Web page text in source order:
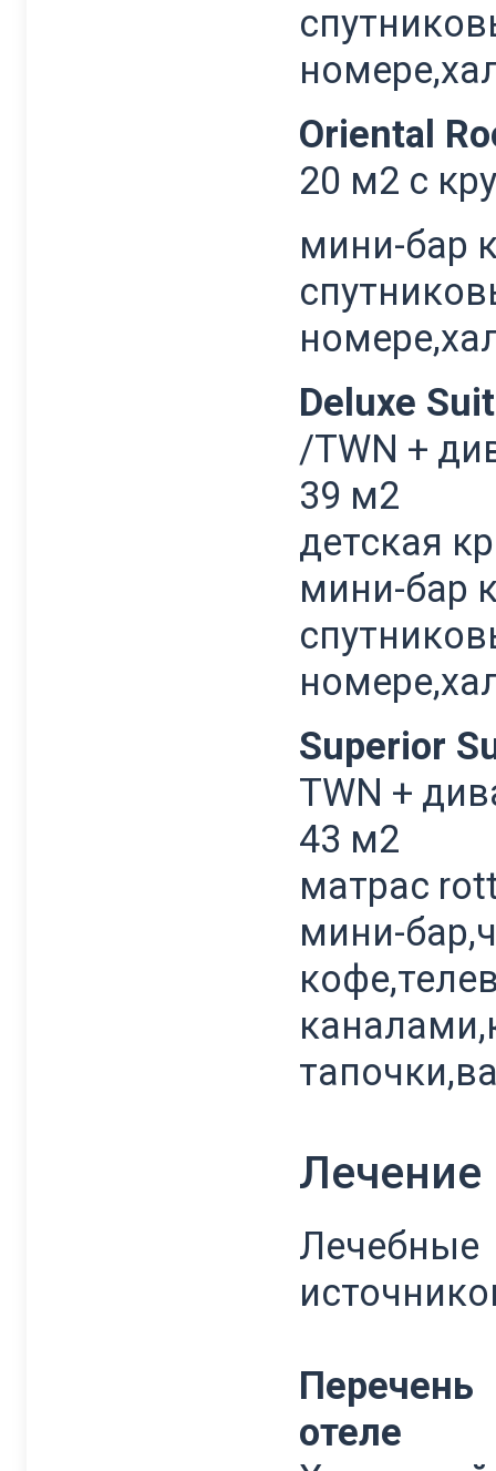
Oriental
20 м2 с
мини-бар
Deluxe
/TWN +
39 м2
детская
мини-бар
Superior
TWN +
43 м2
матрас
мини-
Лечение
отеле